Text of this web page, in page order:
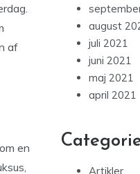
af
en
august
juli 2021
juni 2021
maj 2021
april 2021
Artikler